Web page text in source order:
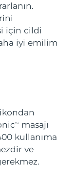
için cildi
iyi emilim
TM
masajı
kullanıma
ve
tarihi
tarihi8/11/26
tarihi
tarihi